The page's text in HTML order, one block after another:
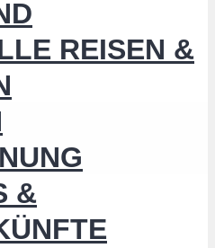
REISEN &
&